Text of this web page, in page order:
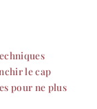
le cap
pour ne plus